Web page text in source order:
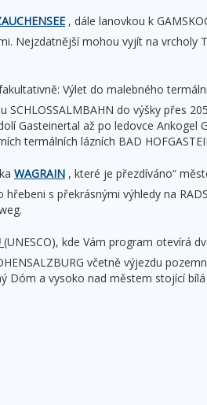
, dále lanovkou k
Nejzdatnější mohou vyjít na vrcholy
Výlet do malebného
SCHLOSSALMBAHN do výšky přes
Gasteinertal až po ledovce Ankogel
termálních lázních BAD
WAGRAIN , které je přezdíváno“
s překrásnými výhledy na
(UNESCO), kde Vám program otevírá
včetně výjezdu
Dóm a vysoko nad městem stojící